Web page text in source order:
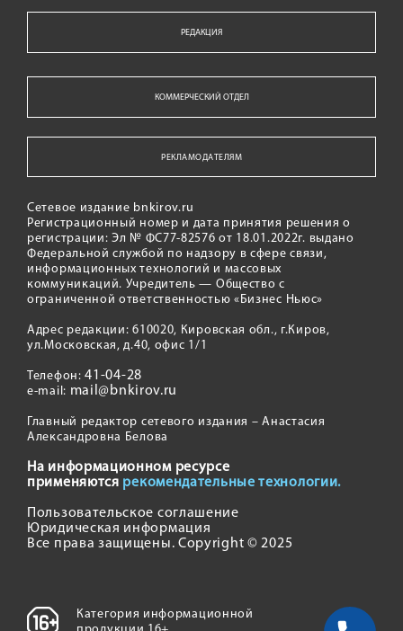
РЕДАКЦИЯ
КОММЕРЧЕСКИЙ ОТДЕЛ
РЕКЛАМОДАТЕЛЯМ
Сетевое издание bnkirov.ru
Регистрационный номер и дата принятия решения о
регистрации: Эл № ФС77-82576 от 18.01.2022г. выдано
Федеральной службой по надзору в сфере связи,
информационных технологий и массовых
коммуникаций. Учредитель — Общество с
ограниченной ответственностью «Бизнес Ньюс»
Адрес редакции: 610020, Кировская обл., г.Киров,
ул.Московская, д.40, офис 1/1
Телефон:41-04-28
e-mail: mail@bnkirov.ru
Главный редактор сетевого издания – Анастасия
Александровна Белова
На информационном ресурсе
применяются рекомендательные технологии.
Пользовательское соглашение
Юридическая информация
Все права защищены. Copyright © 2025
Категория информационной